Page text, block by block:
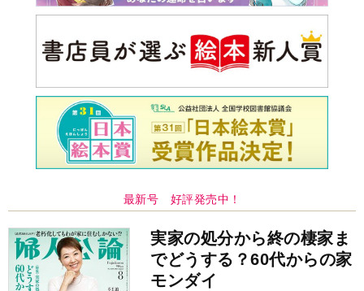
最新号 好評発売中！
実家の処分から終の棲家ま
でどうする？60代からの家
モンダイ